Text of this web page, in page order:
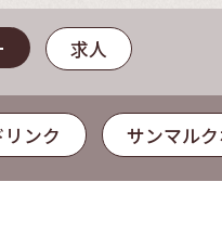
求人
リンク サンマル